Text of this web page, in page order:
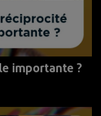
importante ?